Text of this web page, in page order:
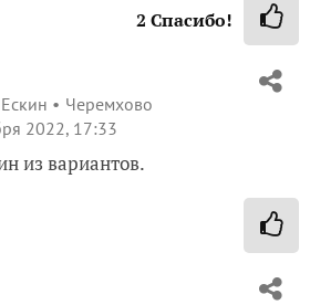
2 Спасибо!
Черемхово
2022, 17:33
из вариантов.